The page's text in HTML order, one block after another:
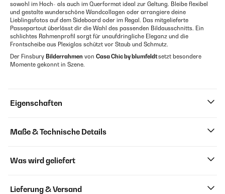
sowohl im Hoch- als auch im Querformat ideal zur Geltung. Bleibe flexibel
und gestalte wunderschöne Wandcollagen oder arrangiere deine
Lieblingsfotos auf dem Sideboard oder im Regal. Das mitgelieferte
Passepartout überlässt dir die Wahl des passenden Bildausschnitts. Ein
schlichtes Rahmenprofil sorgt für unaufdringliche Eleganz und die
Frontscheibe aus Plexiglas schützt vor Staub und Schmutz.
Der Finsbury Bilderrahmen von Casa Chic by blumfeldtsetzt besondere
Momente gekonnt in Szene.
Eigenschaften
Maße & Technische Details
Was wird geliefert
Lieferung & Versand